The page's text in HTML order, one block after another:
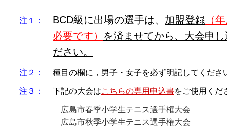
注１： BCD級に出場の選手は、 加盟登録 （
必要です） を済ませてから、大会申
ださい。
注２： 種目の欄に，男子・女子を必ず明記してくださ
注３： 下記の大会はこちらの専用申込書をご使用くだ
広島市春季小学生テニス選手権大会
広島市秋季小学生テニス選手権大会